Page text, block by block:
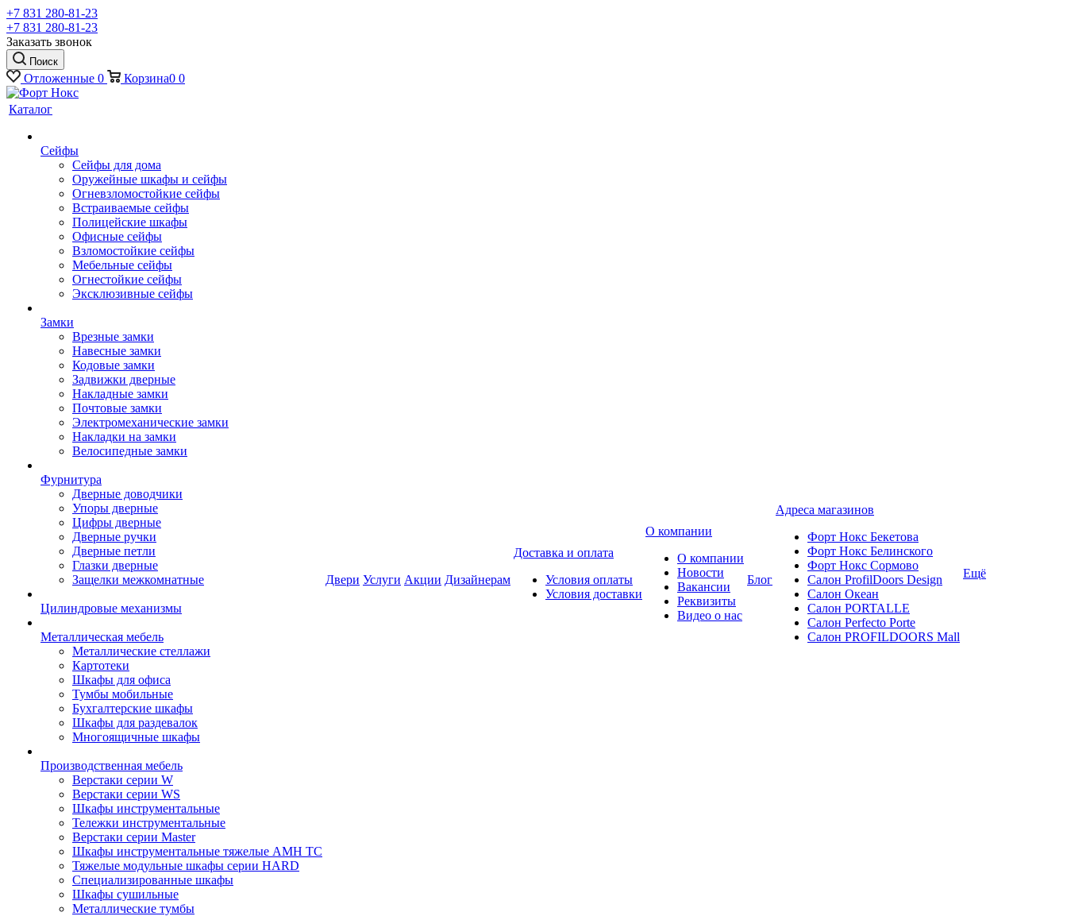
+7 831 280-81-23
+7 831 280-81-23
Заказать звонок
Поиск
Отложенные 0 Корзина0 0
Каталог
Сейфы
Сейфы для дома
Оружейные шкафы и сейфы
Огневзломостойкие сейфы
Встраиваемые сейфы
Полицейские шкафы
Офисные сейфы
Взломостойкие сейфы
Мебельные сейфы
Огнестойкие сейфы
Эксклюзивные сейфы
Замки
Врезные замки
Навесные замки
Кодовые замки
Задвижки дверные
Накладные замки
Почтовые замки
Электромеханические замки
Накладки на замки
Велосипедные замки
Фурнитура
Дверные доводчики
Упоры дверные
Цифры дверные
Дверные ручки
Дверные петли
Глазки дверные
Защелки межкомнатные
Цилиндровые механизмы
Металлическая мебель
Металлические стеллажи
Картотеки
Шкафы для офиса
Тумбы мобильные
Бухгалтерские шкафы
Шкафы для раздевалок
Многоящичные шкафы
Производственная мебель
Верстаки серии W
Верстаки серии WS
Шкафы инструментальные
Тележки инструментальные
Верстаки серии Master
Шкафы инструментальные тяжелые AMH TC
Тяжелые модульные шкафы серии HARD
Cпециализированные шкафы
Шкафы сушильные
Металлические тумбы
Двери Услуги Акции Дизайнерам
Доставка и оплата
Условия оплаты
Условия доставки
О компании
О компании
Новости
Вакансии
Реквизиты
Видео о нас
Блог
Адреса магазинов
Форт Нокс Бекетова
Форт Нокс Белинского
Форт Нокс Сормово
Салон ProfilDoors Design
Салон Океан
Салон PORTALLE
Салон Perfecto Portе
Салон PROFILDOORS Mall
Ещё